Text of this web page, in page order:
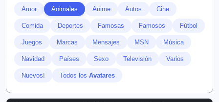
Amor Animales Anime Autos Cine
Comida Deportes Famosas Famosos Fútbol
Juegos Marcas Mensajes MSN Música
Navidad Países Sexo Televisión Varios
Nuevos! Todos los Avatares